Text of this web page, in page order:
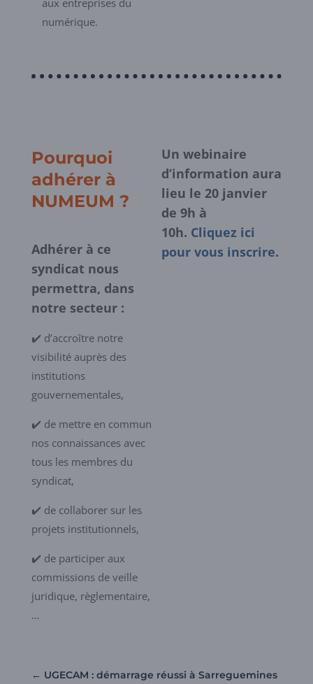
aux entreprises du
numérique.
Pourquoi
adhérer à
NUMEUM ?
Adhérer à ce
syndicat nous
permettra, dans
notre secteur :
✔️ d’accroître notre
visibilité auprès des
institutions
gouvernementales,
✔️ de mettre en commun
nos connaissances avec
tous les membres du
syndicat,
✔️ de collaborer sur les
projets institutionnels,
✔️ de participer aux
commissions de veille
juridique, règlementaire,
…
Un webinaire
d’information aura
lieu le 20 janvier
de 9h à
10h. Cliquez ici
pour vous inscrire.
← UGECAM : démarrage réussi à Sarreguemines